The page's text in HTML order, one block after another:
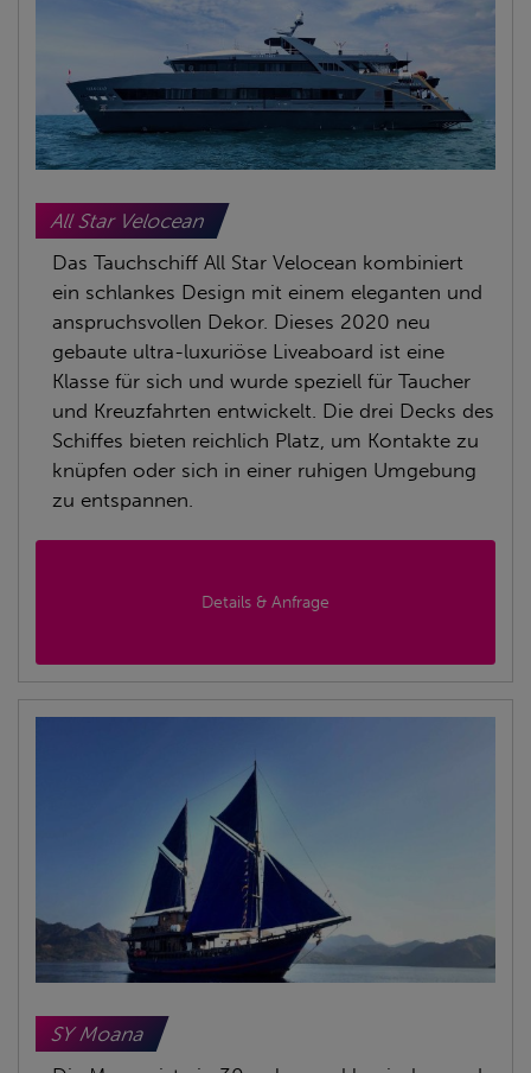
All Star Velocean
Das Tauchschiff All Star Velocean kombiniert
ein schlankes Design mit einem eleganten und
anspruchsvollen Dekor. Dieses 2020 neu
gebaute ultra-luxuriöse Liveaboard ist eine
Klasse für sich und wurde speziell für Taucher
und Kreuzfahrten entwickelt. Die drei Decks des
Schiffes bieten reichlich Platz, um Kontakte zu
knüpfen oder sich in einer ruhigen Umgebung
zu entspannen.
Details & Anfrage
SY Moana